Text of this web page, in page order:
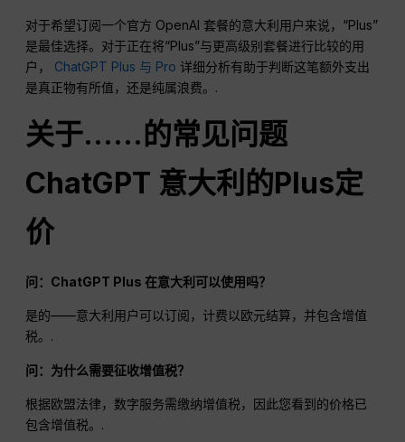
对于希望订阅一个官方 OpenAI 套餐的意大利用户来说，“Plus”
是最佳选择。对于正在将“Plus”与更高级别套餐进行比较的用
户， ChatGPT Plus 与 Pro 详细分析有助于判断这笔额外支出
是真正物有所值，还是纯属浪费。.
关于……的常见问题
ChatGPT 意大利的Plus定
价
问：ChatGPT Plus 在意大利可以使用吗？
是的——意大利用户可以订阅，计费以欧元结算，并包含增值
税。.
问：为什么需要征收增值税？
根据欧盟法律，数字服务需缴纳增值税，因此您看到的价格已
包含增值税。.